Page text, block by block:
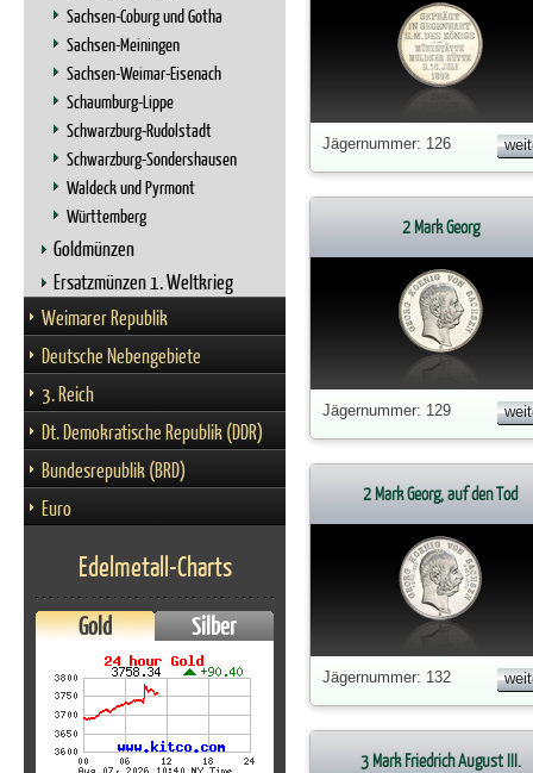
Sachsen-Coburg und Gotha
Sachsen-Meiningen
Sachsen-Weimar-Eisenach
Schaumburg-Lippe
Schwarzburg-Rudolstadt
Schwarzburg-Sondershausen
Waldeck und Pyrmont
Württemberg
Goldmünzen
Ersatzmünzen 1. Weltkrieg
Weimarer Republik
Deutsche Nebengebiete
3. Reich
Dt. Demokratische Republik (DDR)
Bundesrepublik (BRD)
Euro
Edelmetall-Charts
Gold Silber
Jägernummer: 126
2 Mark Georg
Jägernummer: 129
2 Mark Georg, auf den Tod
Jägernummer: 132
3 Mark Friedrich August III.